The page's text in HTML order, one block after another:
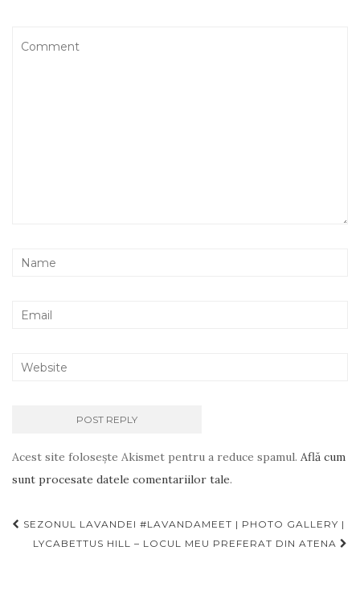
Acest site folosește Akismet pentru a reduce spamul. Află cum
sunt procesate datele comentariilor tale.
Navigare
articole
SEZONUL LAVANDEI #LAVANDAMEET | PHOTO GALLERY |
LYCABETTUS HILL – LOCUL MEU PREFERAT DIN ATENA